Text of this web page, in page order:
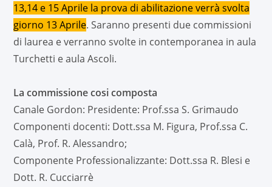
13,14 e 15 Aprile la prova di abilitazione verrà svolta
giorno 13 Aprile. Saranno presenti due commissioni
di laurea e verranno svolte in contemporanea in aula
Turchetti e aula Ascoli.
La commissione cosi composta
Canale Gordon: Presidente: Prof.ssa S. Grimaudo
Componenti docenti: Dott.ssa M. Figura, Prof.ssa C.
Calà, Prof. R. Alessandro;
Componente Professionalizzante: Dott.ssa R. Blesi e
Dott. R. Cucciarrè